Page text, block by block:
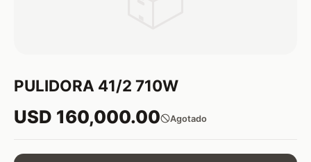
PULIDORA 41/2 710W
USD 160,000.00 Agotado